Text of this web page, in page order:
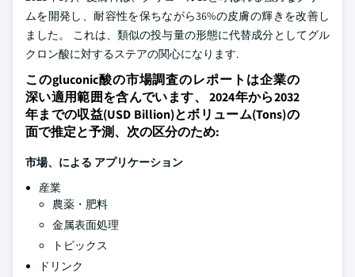
ムを開発し、耐容性を保ちながら36%の皮膚の輝きを改善し
ました。 これは、類似の投与量の形態に代替成分としてグル
クロン酸に対するステアの関心になります.
このgluconic酸の市場調査のレポートは企業の
深い適用範囲を含んでいます、 2024年から2032
年までの収益(USD Billion)とボリューム(Tons)の
面で推定と予測、次の区分のため:
市場、による アプリケーション
産業
農薬・肥料
金属表面処理
トピックス
ドリンク